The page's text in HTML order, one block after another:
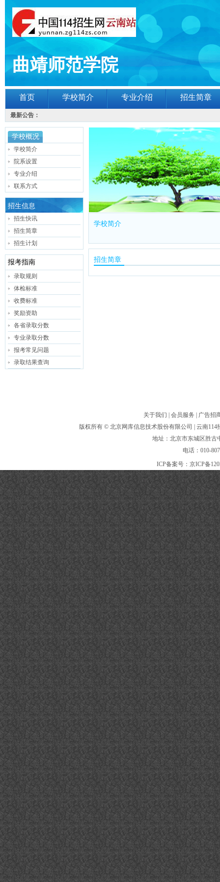
曲靖师范学院
首页 学校简介 专业介绍 招生简章
最新公告：
学校概况
学校简介
院系设置
专业介绍
联系方式
招生信息
招生快讯
招生简章
招生计划
报考指南
录取规则
体检标准
收费标准
奖励资助
各省录取分数
专业录取分数
报考常见问题
录取结果查询
学校简介
招生简章
关于我们 会员服务
广告招
版权所有 © 北京网库信息技术股份有限公司
| 云南
地址：北京市东城区胜
电话：010-
ICP备案号： 京ICP备